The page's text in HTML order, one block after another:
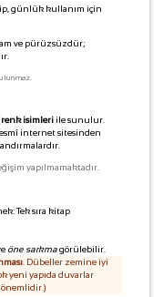
günlük kullanım için
ve pürüzsüzdür;
isimleri ile sunulur.
internet sitesinden
yapılmamaktadır.
Tek sıra kitap
öne sarkmagörülebilir.
. Dübeller zemine iyi
yeni yapıda duvarlar